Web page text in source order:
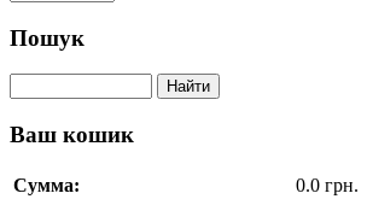
Пошук
Ваш кошик
Сумма:
0.0 грн.